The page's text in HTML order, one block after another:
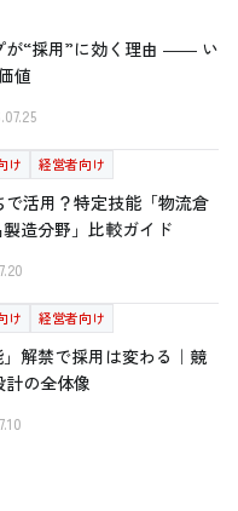
が“採用”に効く理由 ―― い
値
け 経営者向け
活用？特定技能「物流倉
造分野」比較ガイド
け 経営者向け
解禁で採用は変わる｜競
の全体像